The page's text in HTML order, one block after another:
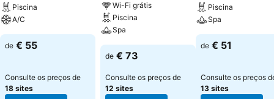
Piscina
A/C
de € 55
Consulte os preços de
18 sites
Wi-Fi grátis
Piscina
Spa
de € 73
Consulte os preços de
12 sites
Piscina
Spa
de € 51
Consulte os preços
13 sites